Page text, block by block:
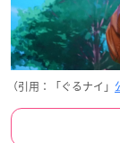
（引用：「ぐるナイ」